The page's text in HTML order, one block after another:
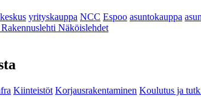
yrityskauppa NCC Espoo asuntokauppa
Näköislehdet
Kiinteistöt Korjausrakentaminen Koulutus ja